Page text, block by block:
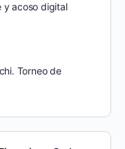
y acoso digital
Torneo de